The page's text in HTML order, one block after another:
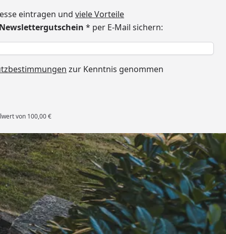
eintragen und viele Vorteile
* per E-Mail sichern:
zur Kenntnis genommen
von 100,00 €